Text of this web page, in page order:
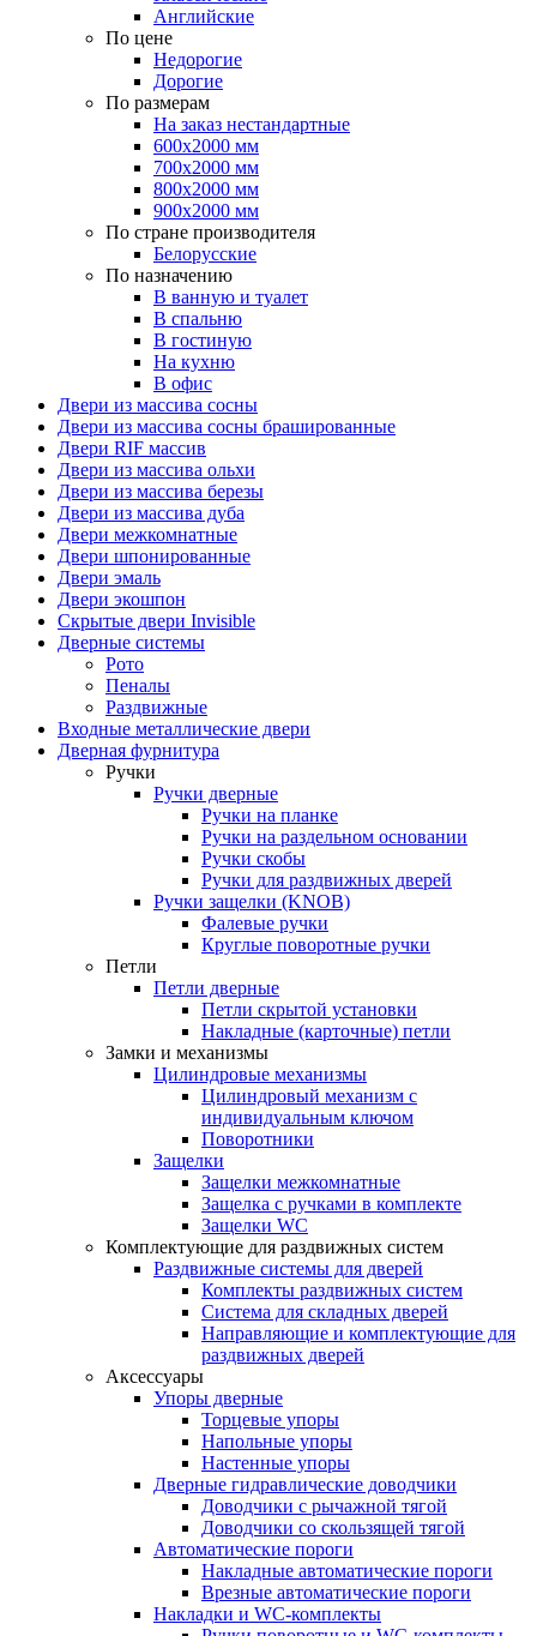
Английские
По цене
Недорогие
Дорогие
По размерам
На заказ нестандартные
600х2000 мм
700х2000 мм
800х2000 мм
900х2000 мм
По стране производителя
Белорусские
По назначению
В ванную и туалет
В спальню
В гостиную
На кухню
В офис
Двери из массива сосны
Двери из массива сосны брашированные
Двери RIF массив
Двери из массива ольхи
Двери из массива березы
Двери из массива дуба
Двери межкомнатные
Двери шпонированные
Двери эмаль
Двери экошпон
Скрытые двери Invisible
Дверные системы
Рото
Пеналы
Раздвижные
Входные металлические двери
Дверная фурнитура
Ручки
Ручки дверные
Ручки на планке
Ручки на раздельном основании
Ручки скобы
Ручки для раздвижных дверей
Ручки защелки (KNOB)
Фалевые ручки
Круглые поворотные ручки
Петли
Петли дверные
Петли скрытой установки
Накладные (карточные) петли
Замки и механизмы
Цилиндровые механизмы
Цилиндровый механизм с
индивидуальным ключом
Поворотники
Защелки
Защелки межкомнатные
Защелка с ручками в комплекте
Защелки WC
Комплектующие для раздвижных систем
Раздвижные системы для дверей
Комплекты раздвижных систем
Система для складных дверей
Направляющие и комплектующие для
раздвижных дверей
Аксессуары
Упоры дверные
Торцевые упоры
Напольные упоры
Настенные упоры
Дверные гидравлические доводчики
Доводчики с рычажной тягой
Доводчики со скользящей тягой
Автоматические пороги
Накладные автоматические пороги
Врезные автоматические пороги
Накладки и WC-комплекты